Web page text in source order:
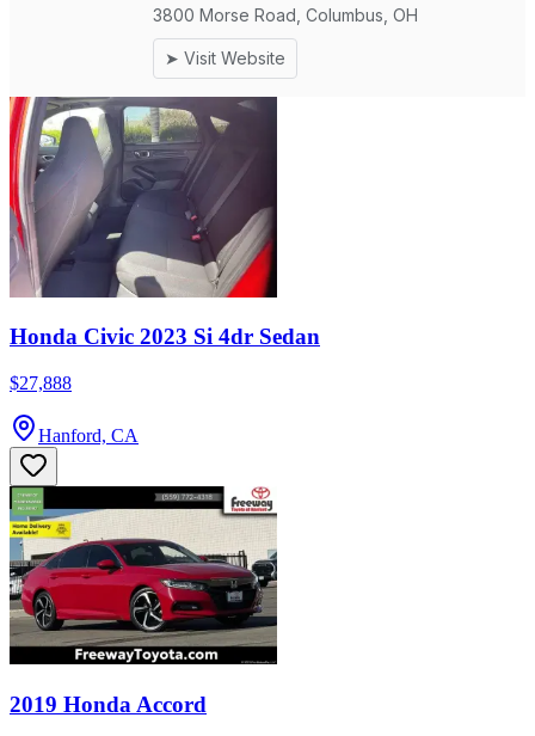
Honda Civic 2023 Si 4dr Sedan
$27,888
Hanford, CA
2019 Honda Accord